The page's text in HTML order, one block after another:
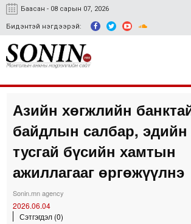
Баасан - 08 сарын 07, 2026
Бидэнтэй нэгдээрэй:
Улс төр, эдийн засаг
Гэмт хэрэг
Азийн хөгжлийн
байдлын салбар, эдийн
тусгай бүсийн хамтын
ажиллагааг өргөжүүлнэ
Sonin.mn agency
2026.06.04
Сэтгэгдэл (0)